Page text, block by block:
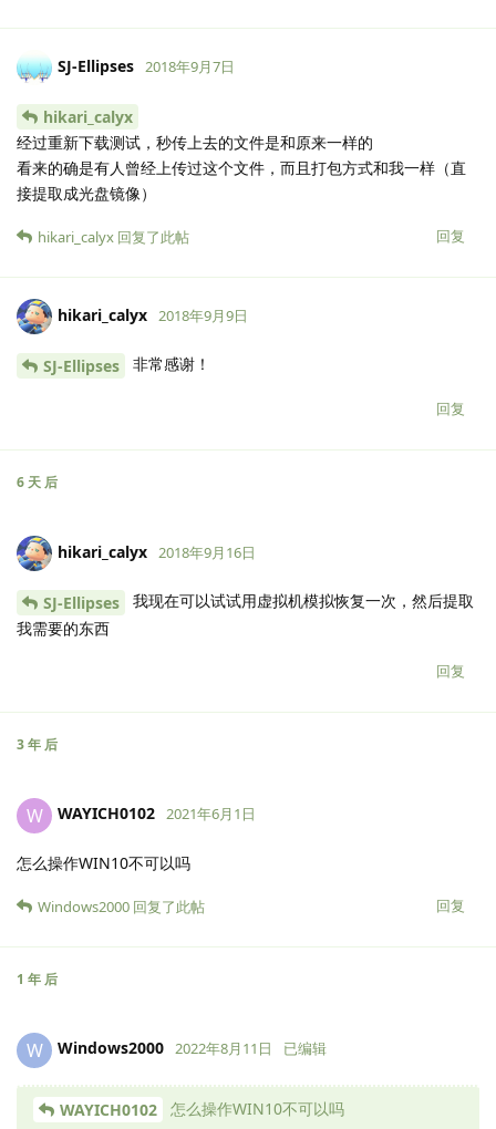
SJ-Ellipses 2018年9月7日
hikari_calyx
经过重新下载测试，秒传上去的文件是和原来一样的
看来的确是有人曾经上传过这个文件，而且打包方式和我一样（直
接提取成光盘镜像）
回复
hikari_calyx 回复了此帖
hikari_calyx 2018年9月9日
SJ-Ellipses 非常感谢！
回复
6 天 后
hikari_calyx 2018年9月16日
SJ-Ellipses
我现在可以试试用虚拟机模拟恢复一次，然后提取
我需要的东西
回复
3 年 后
W WAYICH0102 2021年6月1日
怎么操作WIN10不可以吗
回复
Windows2000 回复了此帖
1 年 后
W Windows2000 2022年8月11日 已编辑
WAYICH0102 怎么操作WIN10不可以吗